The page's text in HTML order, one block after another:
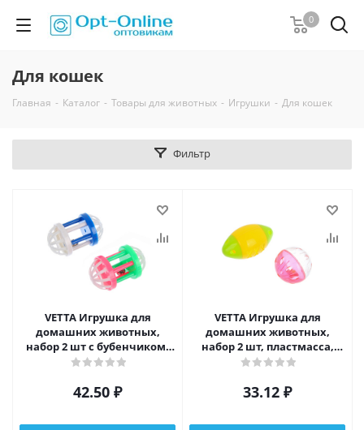
0
Для кошек
Главная - Каталог - Товары для животных - Игрушки - Для кошек
Фильтр
VETTA Игрушка для
домашних животных,
набор 2 шт с бубенчиком,
пластмасса
42.50 ₽
VETTA Игрушка для
домашних животных,
набор 2 шт, пластмасса,
мячик, шарик
33.12 ₽